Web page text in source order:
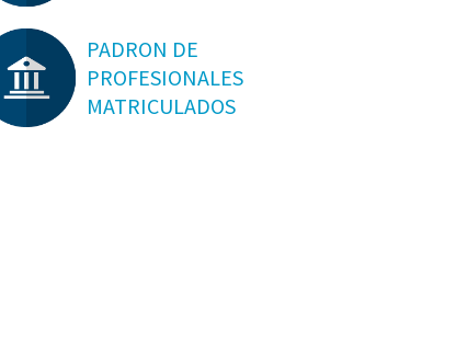
PADRON DE
PROFESIONALES
MATRICULADOS